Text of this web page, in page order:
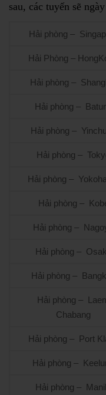
sau, các tuyến sẽ
Hải phòng –
Hải Phòng –
Hải phòng –
Hải phòng –
Hải phòng –
Hải phòng –
Hải phòng –
Hải phòng –
Hải phòng –
Hải phòng –
Hải phòng –
Hải phòng –
Chabang
Hải phòng – Port
Hải phòng –
Hải phòng –